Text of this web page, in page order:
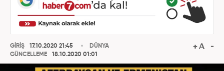
GİRİŞ
17.10.2020 21:45
GÜNCELLEME
18.10.2020 01:01
DÜNYA